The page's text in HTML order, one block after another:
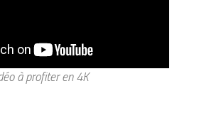
à profiter en 4K